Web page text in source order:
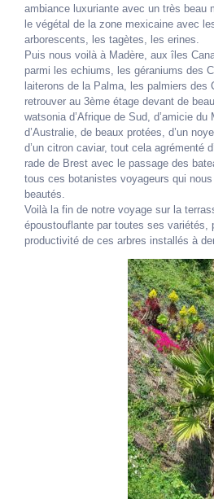
ambiance luxuriante avec un très beau
le végétal de la zone mexicaine avec
arborescents, les tagètes, les erines.
Puis nous voilà à Madère, aux îles
parmi les echiums, les géraniums des
laiterons de la Palma, les palmiers des
retrouver au 3ème étage devant de
watsonia d’Afrique de Sud, d’amicie
d’Australie, de beaux protées, d’un
d’un citron caviar, tout cela agrémenté
rade de Brest avec le passage des
tous ces botanistes voyageurs qui
beautés.
Voilà la fin de notre voyage sur la
époustouflante par toutes ses variétés,
productivité de ces arbres installés à